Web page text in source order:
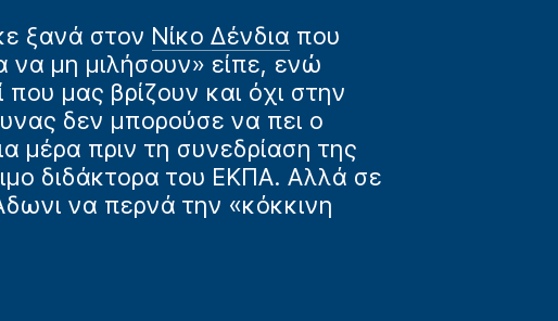
ξανά στον Νίκο Δένδια που
να μη μιλήσουν» είπε, ενώ
μας βρίζουν και όχι στην
δεν μπορούσε να πει ο
μέρα πριν τη συνεδρίαση της
διδάκτορα του ΕΚΠΑ. Αλλά σε
να περνά την «κόκκινη